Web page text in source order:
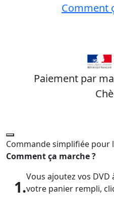
Comment
Paiement par
Commande simplifiée pour
Comment ça marche ?
1.
Vous ajoutez vos DVD
votre panier rempli,